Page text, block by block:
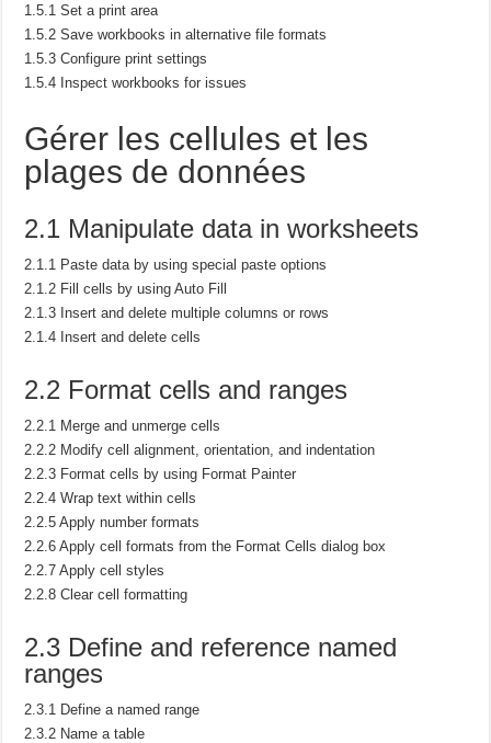
1.5.1 Set a print area
1.5.2 Save workbooks in alternative file formats
1.5.3 Configure print settings
1.5.4 Inspect workbooks for issues
Gérer les cellules et les
plages de données
2.1 Manipulate data in worksheets
2.1.1 Paste data by using special paste options
2.1.2 Fill cells by using Auto Fill
2.1.3 Insert and delete multiple columns or rows
2.1.4 Insert and delete cells
2.2 Format cells and ranges
2.2.1 Merge and unmerge cells
2.2.2 Modify cell alignment, orientation, and indentation
2.2.3 Format cells by using Format Painter
2.2.4 Wrap text within cells
2.2.5 Apply number formats
2.2.6 Apply cell formats from the Format Cells dialog box
2.2.7 Apply cell styles
2.2.8 Clear cell formatting
2.3 Define and reference named
ranges
2.3.1 Define a named range
2.3.2 Name a table